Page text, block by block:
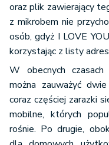
oraz plik zawierający
z mikrobem nie
osób, gdyż I LOVE
korzystając z listy
W obecnych
można zauważyć
coraz częściej zarazki
mobilne, których
rośnie. Po drugie,